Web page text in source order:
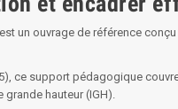
est un ouvrage de référence
ce support pédagogique
grande hauteur (IGH).